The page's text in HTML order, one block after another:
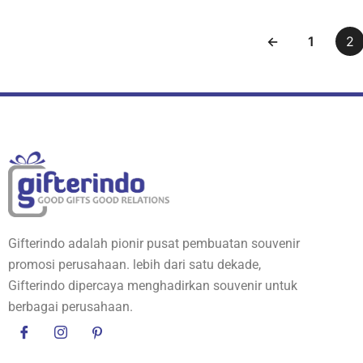
← 1 2
Gifterindo adalah pionir pusat pembuatan souvenir
promosi perusahaan. lebih dari satu dekade,
Gifterindo dipercaya menghadirkan souvenir untuk
berbagai perusahaan.